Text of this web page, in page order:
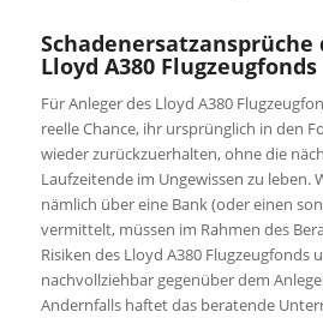
Schadenersatzansprüche
Lloyd A380 Flugzeugfonds
Für Anleger des Lloyd A380
reelle Chance, ihr ursprünglich in den
wieder zurückzuerhalten, ohne die
Laufzeitende im Ungewissen zu leben.
nämlich über eine Bank (oder einen
vermittelt, müssen im Rahmen des
Risiken des Lloyd A380 Flugzeugfonds
nachvollziehbar gegenüber dem
Andernfalls haftet das beratende